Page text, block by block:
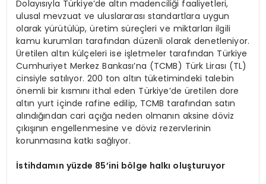
Dolayısıyla Türkiye’de altın madenciliği faaliyetleri,
ulusal mevzuat ve uluslararası standartlara uygun
olarak yürütülüp, üretim süreçleri ve miktarları ilgili
kamu kurumları tarafından düzenli olarak denetleniyor.
Üretilen altın külçeleri ise işletmeler tarafından Türkiye
Cumhuriyet Merkez Bankası’na (TCMB) Türk Lirası (TL)
cinsiyle satılıyor. 200 ton altın tüketimindeki talebin
önemli bir kısmını ithal eden Türkiye’de üretilen dore
altın yurt içinde rafine edilip, TCMB tarafından satın
alındığından cari açığa neden olmanın aksine döviz
çıkışının engellenmesine ve döviz rezervlerinin
korunmasına katkı sağlıyor.
İstihdamın yüzde 85’ini bölge halkı oluşturuyor